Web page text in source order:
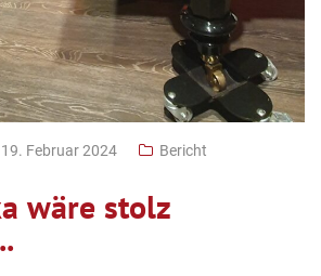
19. Februar 2024 Bericht
wäre stolz